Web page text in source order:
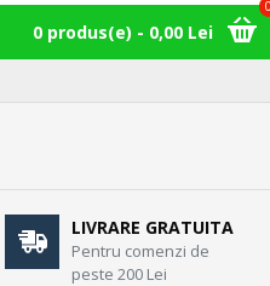
0 produs(e) - 0,00 Lei
LIVRARE GRATUITA
Pentru comenzi de
peste 200 Lei